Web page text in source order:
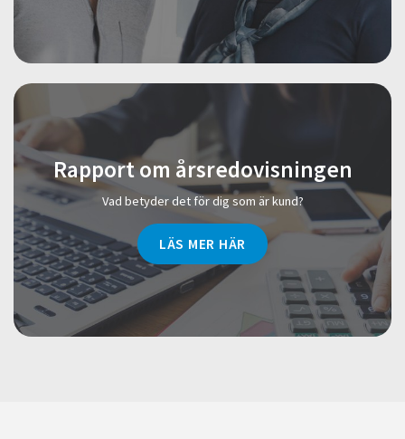
Rapport om årsredovisningen
Vad betyder det för dig som är kund?
LÄS MER HÄR